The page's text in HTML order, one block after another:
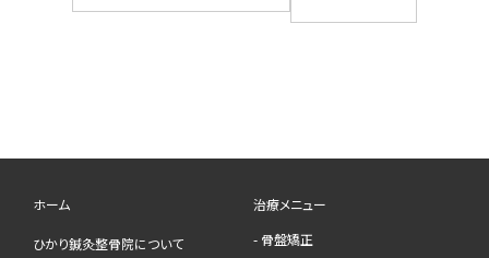
ホーム
ひかり鍼灸整骨院について
治療メニュー
- 骨盤矯正